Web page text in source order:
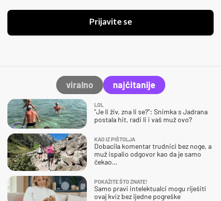
Prijavite se
viralno najčitanije
LOL
"Je li živ, zna li se?": Snimka s Jadrana
postala hit, radi li i vaš muž ovo?
KAO IZ PIŠTOLJA
Dobacila komentar trudnici bez noge, a
muž ispalio odgovor kao da je samo
čekao…
POKAŽITE ŠTO ZNATE!
Samo pravi intelektualci mogu riješiti
ovaj kviz bez ijedne pogreške